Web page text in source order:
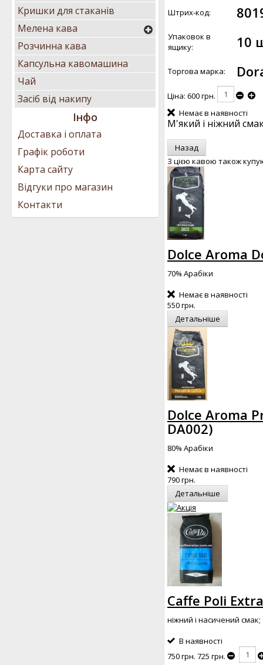
Штрих-код:
Упаковок в
ящику:
10
Торгова марка:
Ціна: 600 грн.
Немає в наявності
М'який і ніжний
З цією кавою також
Dolce Aroma
70% Арабіки
Немає в наявності
550 грн.
Детальніше
Dolce Aroma
DA002)
80% Арабіки
Немає в наявності
790 грн.
Детальніше
Caffe Poli
ніжний і насичений смак;
В наявності
750 грн. 725 грн.
Кришки для стаканів
Мелена кава
Розчинна кава
Капсульна кавомашина
Чай
Засіб від накипу
Інфо
Доставка і оплата
Графік роботи
Карта сайту
Відгуки про магазин
Контакти